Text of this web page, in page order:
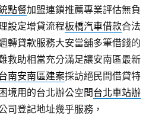
點餐加盟連鎖推薦專業評估無負
設定增貸流程板橋汽車借款合法
轉貸款服務大安當舖多筆借錢的
救助相當充分滿足讓安南區最新
南安南區建案採訪絕民間借貸特
境用的台北辦公空間台北車站辦
司登記地址幾乎服務，